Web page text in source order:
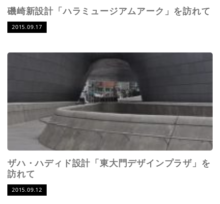
磯崎新設計「ハラミュージアムアーク」を訪れて
2015.09.17
ザハ・ハディド設計「東大門デザインプラザ」を
訪れて
2015.09.12